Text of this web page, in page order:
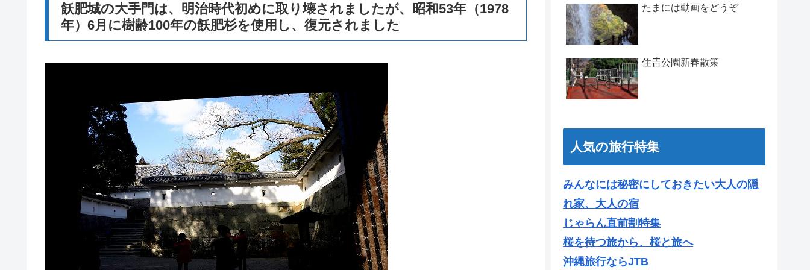
飫肥城の大手門は、明治時代初めに取り壊されましたが、昭和53年（1978
年）6月に樹齢100年の飫肥杉を使用し、復元されました
たまには動画をどうぞ
住𠮷公園新春散策
人気の旅行特集
みんなには秘密にしておきたい大人の隠
れ家、大人の宿
じゃらん直前割特集
桜を待つ旅から、桜と旅へ
沖縄旅行ならJTB